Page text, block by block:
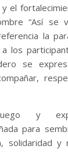
el
“Así se
la
a los
se
y
para
solidaridad y